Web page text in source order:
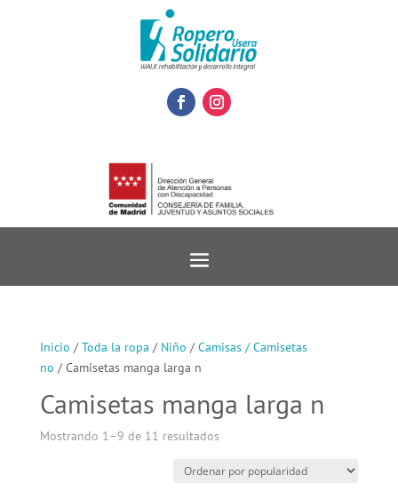
Inicio /Toda la ropa / Niño /Camisas / Camisetas
no / Camisetas manga larga n
Camisetas manga larga n
Mostrando 1–9 de 11 resultados